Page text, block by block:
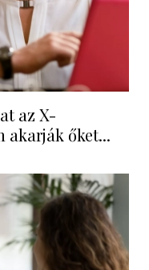
az X-
akarják őket...